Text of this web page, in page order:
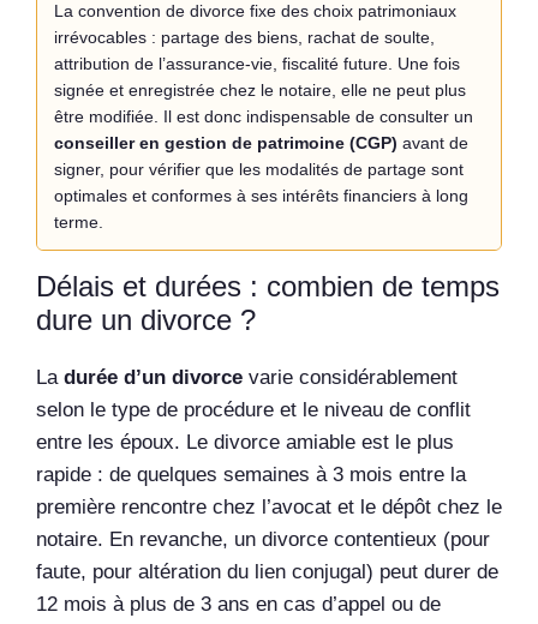
La convention de divorce fixe des choix patrimoniaux
irrévocables : partage des biens, rachat de soulte,
attribution de l’assurance-vie, fiscalité future. Une fois
signée et enregistrée chez le notaire, elle ne peut plus
être modifiée. Il est donc indispensable de consulter un
conseiller en gestion de patrimoine (CGP) avant de
signer, pour vérifier que les modalités de partage sont
optimales et conformes à ses intérêts financiers à long
terme.
Délais et durées : combien de temps
dure un divorce ?
La durée d’un divorce varie considérablement
selon le type de procédure et le niveau de conflit
entre les époux. Le divorce amiable est le plus
rapide : de quelques semaines à 3 mois entre la
première rencontre chez l’avocat et le dépôt chez le
notaire. En revanche, un divorce contentieux (pour
faute, pour altération du lien conjugal) peut durer de
12 mois à plus de 3 ans en cas d’appel ou de